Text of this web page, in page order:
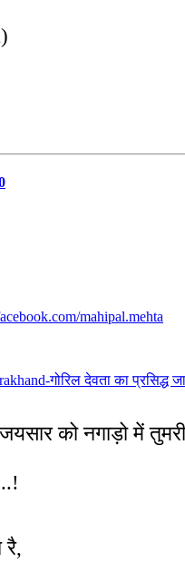
mahipal.mehta
गोरिल देवता का प्रसिद्ध
को नगाड़ो में
रै,